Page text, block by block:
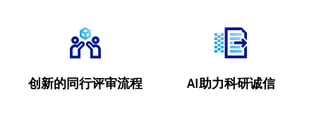
创新的同行评审流程 AI助力科研诚信